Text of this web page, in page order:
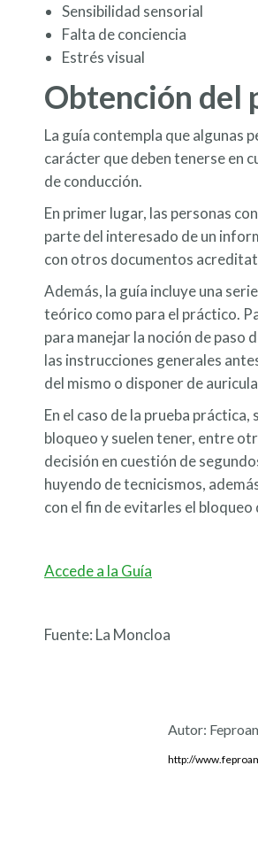
Sensibilidad sensorial
Falta de conciencia
Estrés visual
Obtención del
La guía contempla que algunas
carácter que deben tenerse en
de conducción.
En primer lugar, las personas
parte del interesado de un
con otros documentos
Además, la guía incluye una
teórico como para el práctico.
para manejar la noción de paso
las instrucciones generales
del mismo o disponer de
En el caso de la prueba
bloqueo y suelen tener, entre
decisión en cuestión de
huyendo de tecnicismos,
con el fin de evitarles el bloqueo
Accede a la Guía
Fuente: La Moncloa
Autor:
http://